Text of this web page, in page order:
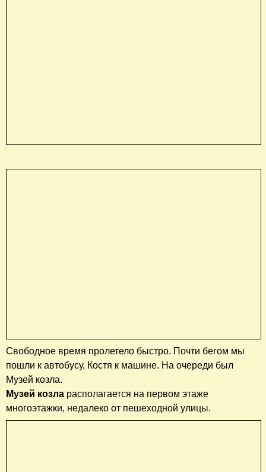
Свободное время пролетело быстро. Почти бегом мы
пошли к автобусу, Костя к машине. На очереди был
Музей козла.
Музей козла располагается на первом этаже
многоэтажки, недалеко от пешеходной улицы.